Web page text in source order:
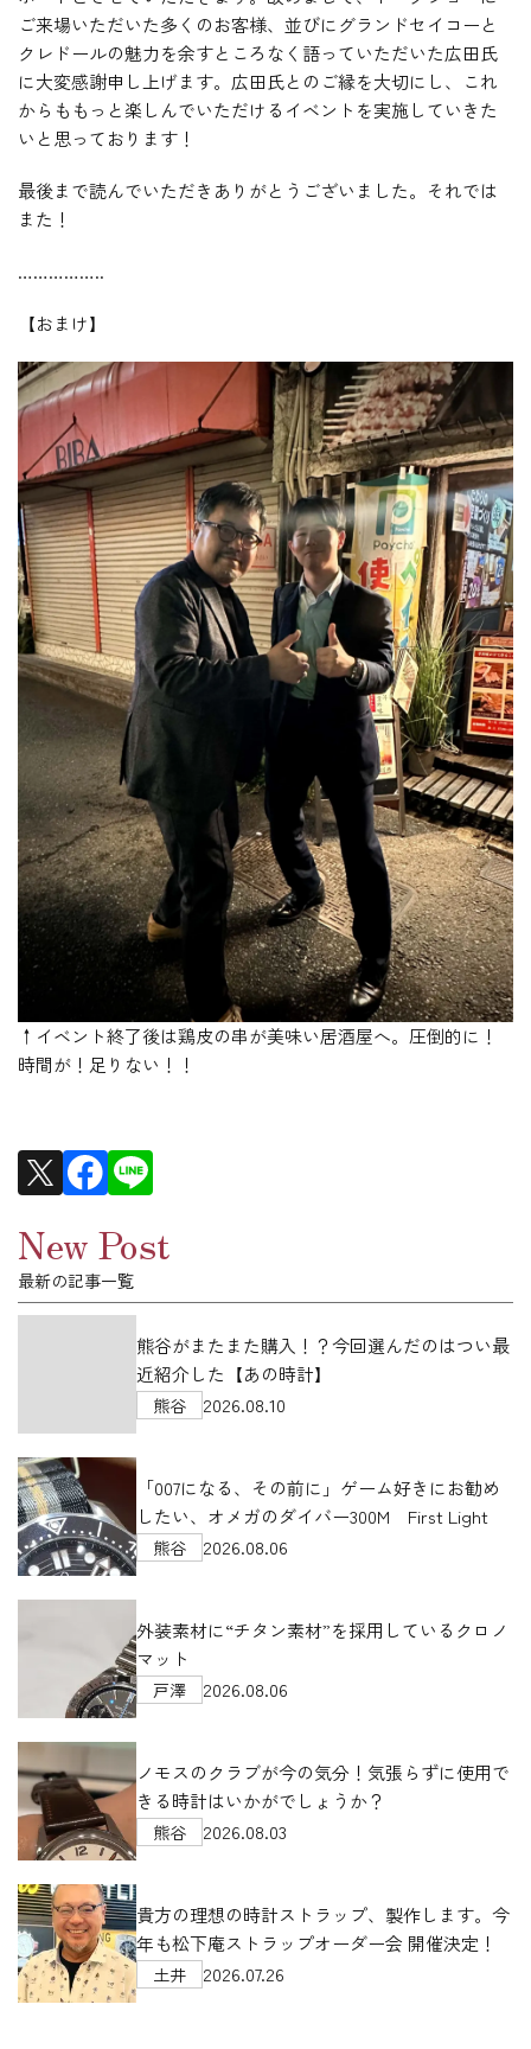
ご来場いただいた多くのお客様、並びにグランドセイコーと
クレドールの魅力を余すところなく語っていただいた広田氏
に大変感謝申し上げます。広田氏とのご縁を大切にし、これ
からももっと楽しんでいただけるイベントを実施していきた
いと思っております！
最後まで読んでいただきありがとうございました。それでは
また！
……………..
【おまけ】
↑イベント終了後は鶏皮の串が美味い居酒屋へ。圧倒的に！
時間が！足りない！！
New Post
最新の記事一覧
熊谷がまたまた購入！？今回選んだのはつい最
近紹介した【あの時計】
熊谷 2026.08.10
「007になる、その前に」ゲーム好きにお勧め
したい、オメガのダイバー300M First Light
熊谷 2026.08.06
外装素材に“チタン素材”を採用しているクロノ
マット
戸澤 2026.08.06
ノモスのクラブが今の気分！気張らずに使用で
きる時計はいかがでしょうか？
熊谷 2026.08.03
貴方の理想の時計ストラップ、製作します。今
年も松下庵ストラップオーダー会 開催決定！
土井 2026.07.26